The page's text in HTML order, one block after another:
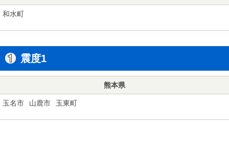
和水町
震度1
熊本県
玉名市 山鹿市 玉東町